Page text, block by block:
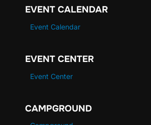
EVENT CALENDAR
Event Calendar
EVENT CENTER
Event Center
CAMPGROUND